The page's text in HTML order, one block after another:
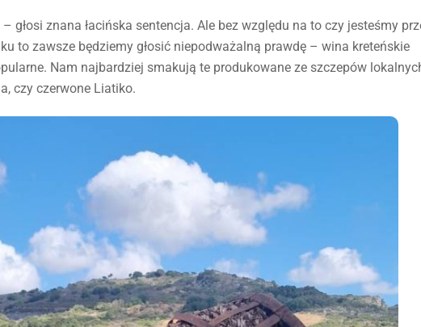
głosi znana łacińska sentencja. Ale bez względu na to czy jesteśmy
to zawsze będziemy głosić niepodważalną prawdę – wina kreteńskie
Nam najbardziej smakują te produkowane ze szczepów
czy czerwone Liatiko.